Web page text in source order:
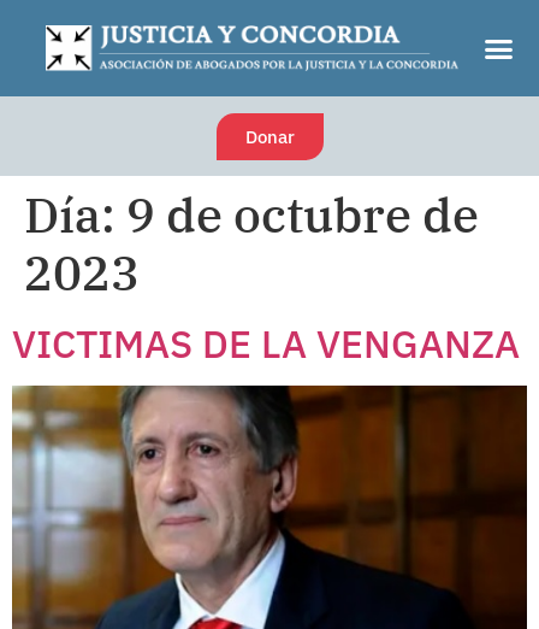
Donar
Día: 9 de octubre de
2023
VICTIMAS DE LA VENGANZA